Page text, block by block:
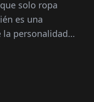
solo ropa
es una
la personalidad